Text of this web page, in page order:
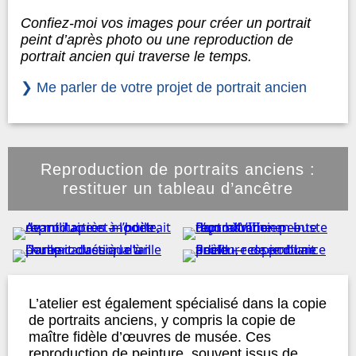
Confiez-moi vos images pour créer un portrait
peint d’après photo ou une reproduction de
portrait ancien qui traverse le temps.
❯ Me parler de votre projet de portrait ancien
Reproduction de portraits anciens :
restituer un tableau d’ancêtre
L’atelier est également spécialisé dans la copie
de portraits anciens, y compris la copie de
maître fidèle d’œuvres de musée. Ces